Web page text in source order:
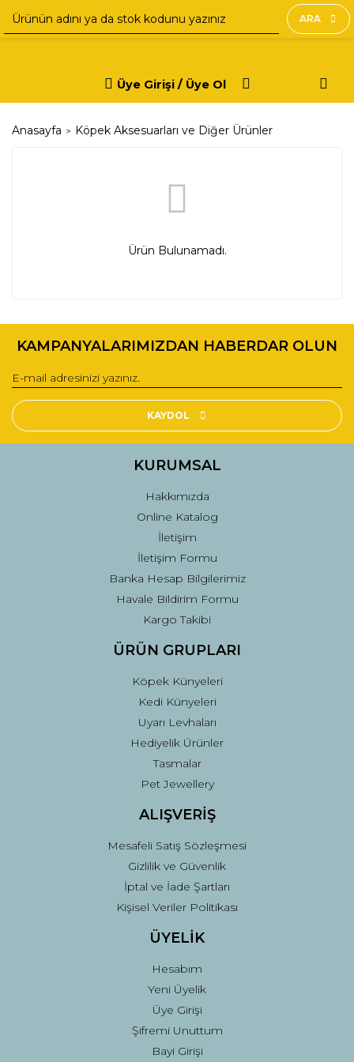
ARA
Üye Girişi / Üye Ol
Anasayfa Köpek Aksesuarları ve Diğer Ürünler
Ürün Bulunamadı.
KAMPANYALARIMIZDAN HABERDAR OLUN
KAYDOL
KURUMSAL
Hakkımızda
Online Katalog
İletişim
İletişim Formu
Banka Hesap Bilgilerimiz
Havale Bildirim Formu
Kargo Takibi
ÜRÜN GRUPLARI
Köpek Künyeleri
Kedi Künyeleri
Uyarı Levhaları
Hediyelik Ürünler
Tasmalar
Pet Jewellery
ALIŞVERİŞ
Mesafeli Satış Sözleşmesi
Gizlilik ve Güvenlik
İptal ve İade Şartları
Kişisel Veriler Politikası
ÜYELİK
Hesabım
Yeni Üyelik
Üye Girişi
Şifremi Unuttum
Bayi Girişi